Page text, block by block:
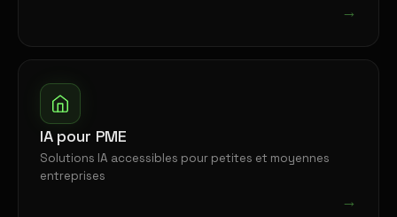
→
IA pour PME
Solutions IA accessibles pour petites et moyennes
entreprises
→